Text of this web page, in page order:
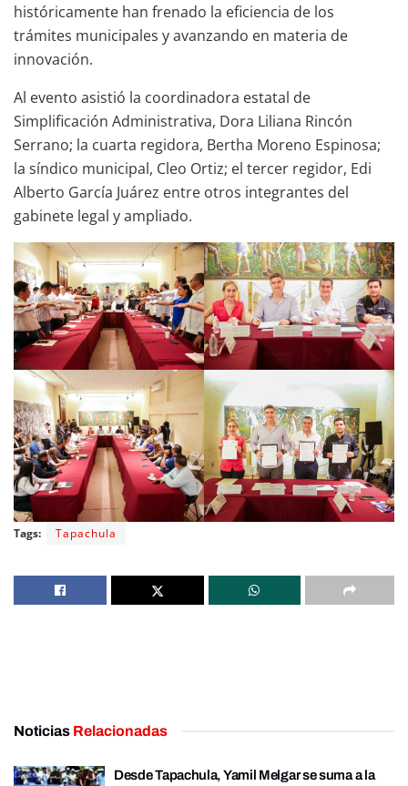
históricamente han frenado la eficiencia de los
trámites municipales y avanzando en materia de
innovación.
Al evento asistió la coordinadora estatal de
Simplificación Administrativa, Dora Liliana Rincón
Serrano; la cuarta regidora, Bertha Moreno Espinosa;
la síndico municipal, Cleo Ortiz; el tercer regidor, Edi
Alberto García Juárez entre otros integrantes del
gabinete legal y ampliado.
Tags: Tapachula
Noticias Relacionadas
Desde Tapachula, Yamil Melgar se suma a la